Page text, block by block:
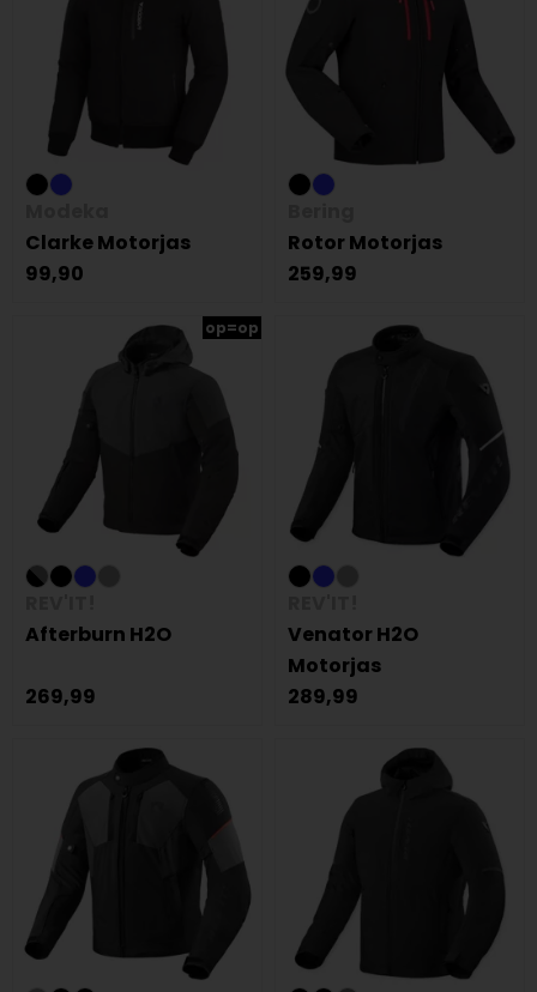
Clarke Motorjas
99,90
Rotor Motorjas
259,99
op=op
Afterburn H2O
269,99
Venator H2O
Motorjas
289,99